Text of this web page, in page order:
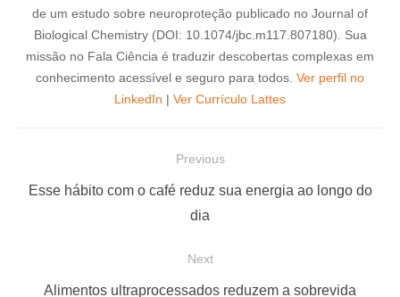
de um estudo sobre neuroproteção publicado no Journal of
Biological Chemistry (DOI: 10.1074/jbc.m117.807180). Sua
missão no Fala Ciência é traduzir descobertas complexas em
conhecimento acessível e seguro para todos. Ver perfil no
LinkedIn | Ver Currículo Lattes
Previous
P
Esse hábito com o café reduz sua energia ao longo do
dia
Next
Alimentos ultraprocessados reduzem a sobrevida